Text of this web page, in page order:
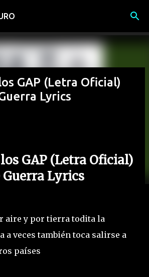
contenido principal
GAP (Letra Oficial)
Lyrics
GAP (Letra Oficial)
Guerra Lyrics
aire y por tierra todita la
a veces también toca salirse a
países